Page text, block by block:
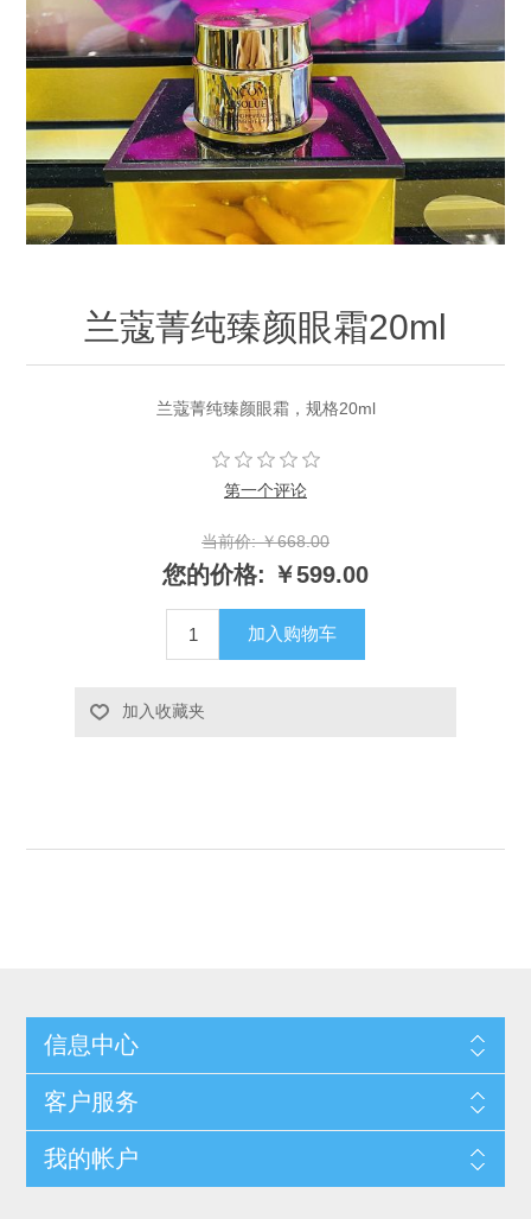
兰蔻菁纯臻颜眼霜20ml
兰蔻菁纯臻颜眼霜，规格20ml
第一个评论
当前价: ￥668.00
您的价格: ￥599.00
加入购物车
加入收藏夹
信息中心
客户服务
我的帐户